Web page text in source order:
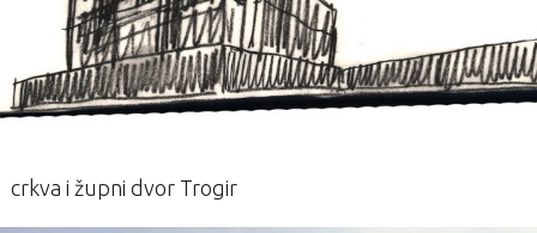
crkva i župni dvor Trogir